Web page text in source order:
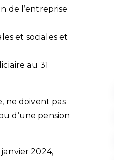
de l’entreprise
et sociales et
au 31
ne doivent pas
d’une pension
2024,